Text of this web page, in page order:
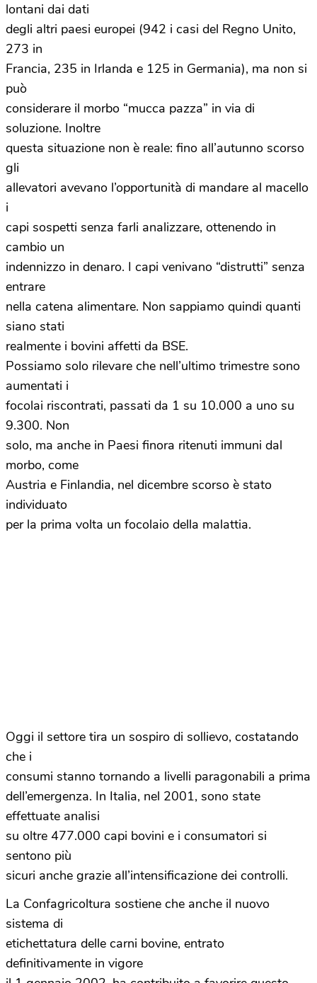
lontani dai dati
degli altri paesi europei (942 i casi del Regno Unito,
273 in
Francia, 235 in Irlanda e 125 in Germania), ma non si
può
considerare il morbo “mucca pazza” in via di
soluzione. Inoltre
questa situazione non è reale: fino all’autunno scorso
gli
allevatori avevano l’opportunità di mandare al macello
i
capi sospetti senza farli analizzare, ottenendo in
cambio un
indennizzo in denaro. I capi venivano “distrutti” senza
entrare
nella catena alimentare. Non sappiamo quindi quanti
siano stati
realmente i bovini affetti da BSE.
Possiamo solo rilevare che nell’ultimo trimestre sono
aumentati i
focolai riscontrati, passati da 1 su 10.000 a uno su
9.300. Non
solo, ma anche in Paesi finora ritenuti immuni dal
morbo, come
Austria e Finlandia, nel dicembre scorso è stato
individuato
per la prima volta un focolaio della malattia.
Oggi il settore tira un sospiro di sollievo, costatando
che i
consumi stanno tornando a livelli paragonabili a prima
dell’emergenza. In Italia, nel 2001, sono state
effettuate analisi
su oltre 477.000 capi bovini e i consumatori si
sentono più
sicuri anche grazie all’intensificazione dei controlli.
La Confagricoltura sostiene che anche il nuovo
sistema di
etichettatura delle carni bovine, entrato
definitivamente in vigore